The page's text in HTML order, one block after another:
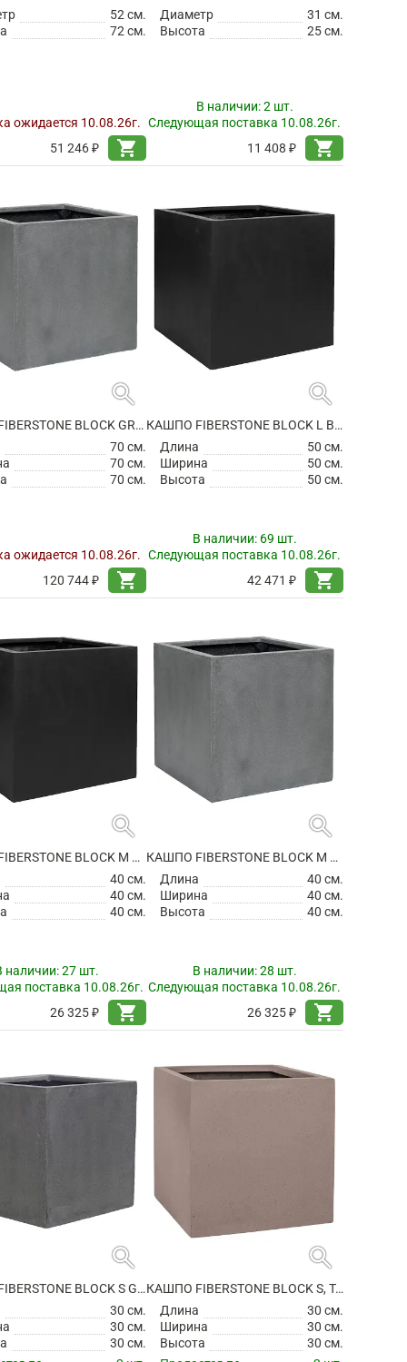
52 см.
72 см.
ожидается 10.08.26г.
51 246 ₽
shopping_cart
Диаметр
31 см.
Высота
25 см.
В наличии:2 шт.
Следующая поставка 10.08.26г.
11 408 ₽
shopping_cart
search
КАШПО FIBERSTONE BLOCK GREY XXL
70 см.
70 см.
70 см.
ожидается 10.08.26г.
120 744 ₽
shopping_cart
search
КАШПО FIBERSTONE BLOCK L BLACK
Длина
50 см.
Ширина
50 см.
Высота
50 см.
В наличии: 69 шт.
Следующая поставка 10.08.26г.
42 471 ₽
shopping_cart
search
КАШПО FIBERSTONE BLOCK M BLACK
40 см.
40 см.
40 см.
наличии:27 шт.
поставка 10.08.26г.
26 325 ₽
shopping_cart
search
КАШПО FIBERSTONE BLOCK M GREY
Длина
40 см.
Ширина
40 см.
Высота
40 см.
В наличии:28 шт.
Следующая поставка 10.08.26г.
26 325 ₽
shopping_cart
search
КАШПО FIBERSTONE BLOCK S GREY
30 см.
30 см.
30 см.
search
КАШПО FIBERSTONE BLOCK S, TAUPE
Длина
30 см.
Ширина
30 см.
Высота
30 см.